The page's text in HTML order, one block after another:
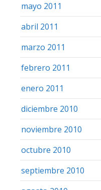
mayo 2011
abril 2011
marzo 2011
febrero 2011
enero 2011
diciembre 2010
noviembre 2010
octubre 2010
septiembre 2010